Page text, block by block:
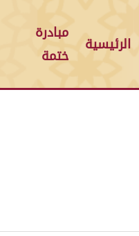
الرئيسية
مبادرة
ختمة